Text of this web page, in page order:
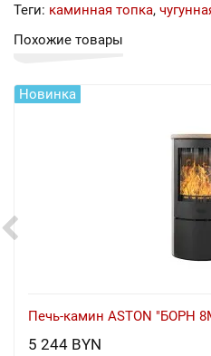
Теги: каминная топка,
Похожие товары
Новинка
Печь-камин ASTON "БОРН
5 244 BYN